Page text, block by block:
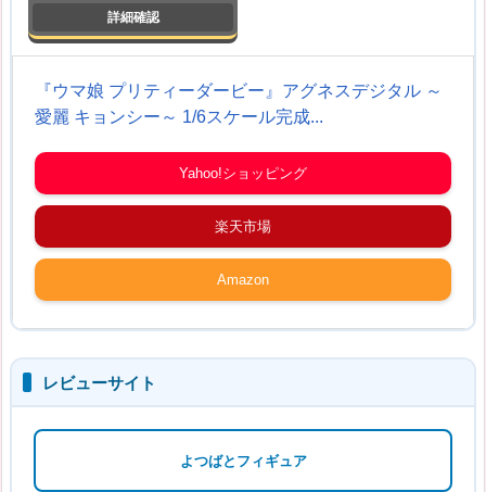
『ウマ娘 プリティーダービー』アグネスデジタル ～
愛麗 キョンシー～ 1/6スケール完成...
Yahoo!ショッピング
楽天市場
Amazon
レビューサイト
よつばとフィギュア